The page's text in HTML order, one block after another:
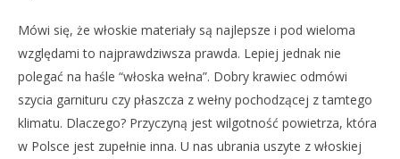
Mówi się, że włoskie materiały są najlepsze i pod wieloma
względami to najprawdziwsza prawda. Lepiej jednak nie
polegać na haśle “włoska wełna”. Dobry krawiec odmówi
szycia garnituru czy płaszcza z wełny pochodzącej z tamtego
klimatu. Dlaczego? Przyczyną jest wilgotność powietrza, która
w Polsce jest zupełnie inna. U nas ubrania uszyte z włoskiej